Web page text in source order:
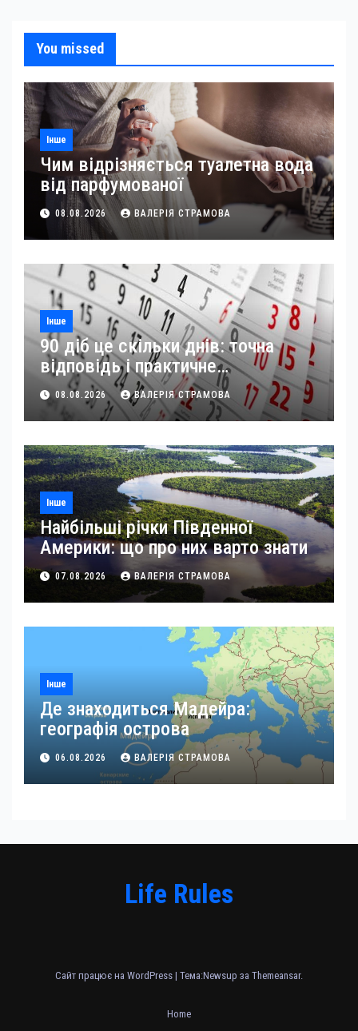
You missed
Інше
Чим відрізняється туалетна вода
від парфумованої
08.08.2026 ВАЛЕРІЯ СТРАМОВА
Інше
90 діб це скільки днів: точна
відповідь і практичне
застосування
08.08.2026 ВАЛЕРІЯ СТРАМОВА
Інше
Найбільші річки Південної
Америки: що про них варто знати
07.08.2026 ВАЛЕРІЯ СТРАМОВА
Інше
Де знаходиться Мадейра:
географія острова
06.08.2026 ВАЛЕРІЯ СТРАМОВА
Life Rules
Сайт працює на WordPress | Тема:Newsup за Themeansar.
Home